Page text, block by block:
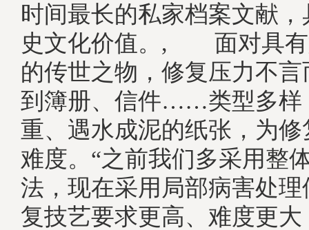
时间最长的私家档案文献
史文化价值。, 面对具有
的传世之物，修复压力不
到簿册、信件……类型多样
重、遇水成泥的纸张，为
难度。“之前我们多采用整
法，现在采用局部病害处
复技艺要求更高、难度更